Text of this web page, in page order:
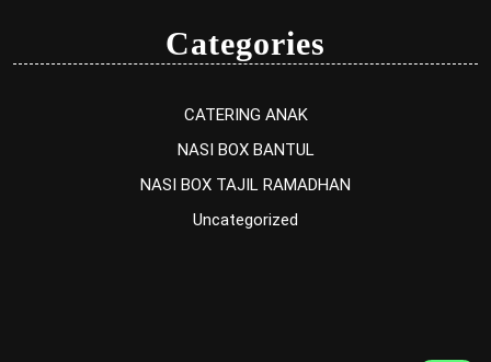
Categories
CATERING ANAK
NASI BOX BANTUL
NASI BOX TAJIL RAMADHAN
Uncategorized